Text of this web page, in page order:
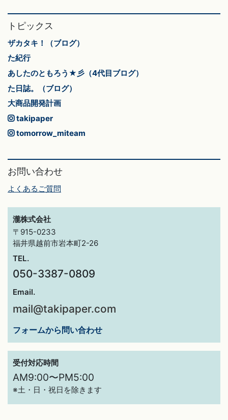
トピックス
ザカタキ！（ブログ）
た紀行
あしたのともろう★彡（4代目ブログ）
た日誌。（ブログ）
大商品開発計画
takipaper
tomorrow_miteam
お問い合わせ
よくあるご質問
瀧株式会社
〒915-0233
福井県越前市岩本町2-26
TEL.
050-3387-0809
Email.
mail@takipaper.com
フォームから問い合わせ
受付対応時間
AM9:00〜PM5:00
※土・日・祝日を除きます